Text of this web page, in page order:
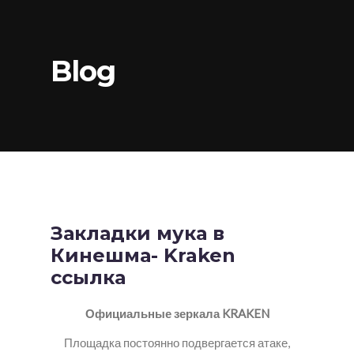
Blog
Закладки мука в
Кинешма- Kraken
ссылка
Официальные зеркала KRAKEN
Площадка постоянно подвергается атаке,